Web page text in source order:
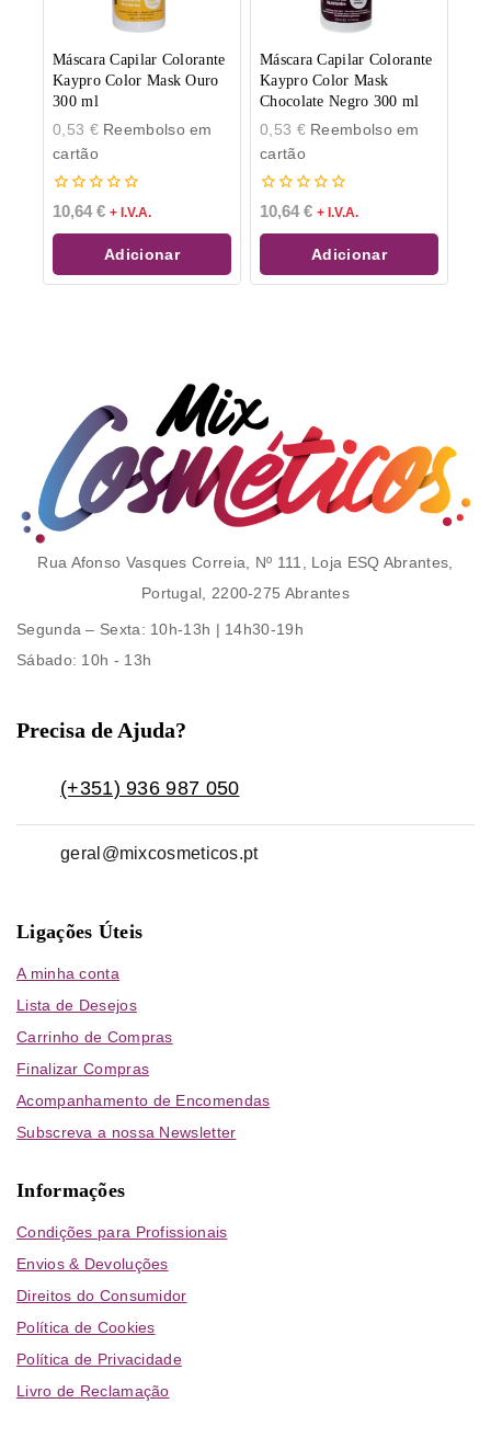
Máscara Capilar Colorante
Kaypro Color Mask Ouro
300 ml
0,53 €Reembolso em
cartão
0
de
5
10,64€ + I.V.A.
Adicionar
Máscara Capilar Colorante
Kaypro Color Mask
Chocolate Negro 300 ml
0,53 €Reembolso em
cartão
0
de
5
10,64€ + I.V.A.
Adicionar
Rua Afonso Vasques Correia, Nº 111, Loja ESQ Abrantes,
Portugal, 2200-275 Abrantes
Segunda – Sexta: 10h-13h | 14h30-19h
Sábado: 10h - 13h
Precisa de Ajuda?
(+351) 936 987 050
geral@mixcosmeticos.pt
Ligações Úteis
A minha conta
Lista de Desejos
Carrinho de Compras
Finalizar Compras
Acompanhamento de Encomendas
Subscreva a nossa Newsletter
Informações
Condições para Profissionais
Envios & Devoluções
Direitos do Consumidor
Política de Cookies
Política de Privacidade
Livro de Reclamação